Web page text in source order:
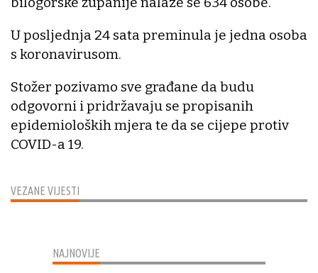
VEZANE VIJESTI
U posljednja 24 sata preminula je jedna osoba
s koronavirusom.
Stožer pozivamo sve građane da budu
odgovorni i pridržavaju se propisanih
epidemioloških mjera te da se cijepe protiv
COVID-a 19.
NAJNOVIJE